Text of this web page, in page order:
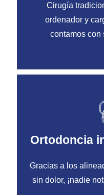
Cirugía
ordenador y
contamos con
Ortodoncia
Gracias a los
sin dolor, ¡nadie